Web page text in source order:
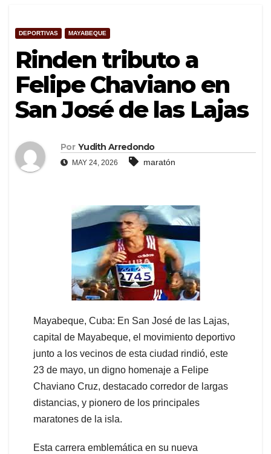
DEPORTIVAS MAYABEQUE
Rinden tributo a
Felipe Chaviano en
San José de las Lajas
Por Yudith Arredondo
MAY 24, 2026 maratón
Mayabeque, Cuba: En San José de las Lajas,
capital de Mayabeque, el movimiento deportivo
junto a los vecinos de esta ciudad rindió, este
23 de mayo, un digno homenaje a Felipe
Chaviano Cruz, destacado corredor de largas
distancias, y pionero de los principales
maratones de la isla.
Esta carrera emblemática en su nueva